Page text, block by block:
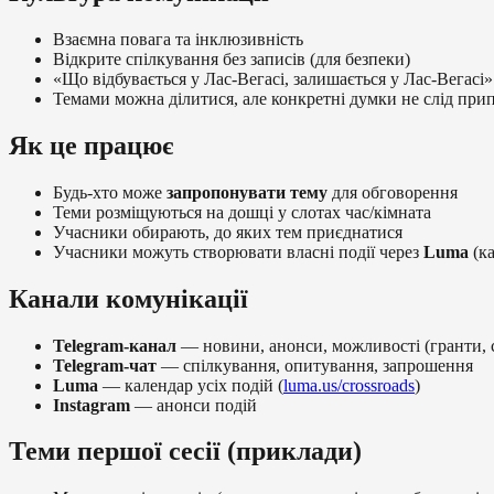
Взаємна повага та інклюзивність
Відкрите спілкування без записів (для безпеки)
«Що відбувається у Лас-Вегасі, залишається у Лас-Вегасі»
Темами можна ділитися, але конкретні думки не слід
Як це працює
Будь-хто може запропонувати тему для обговорення
Теми розміщуються на дошці у слотах час/кімната
Учасники обирають, до яких тем приєднатися
Учасники можуть створювати власні події через Luma
Канали комунікації
Telegram-канал — новини, анонси, можливості (гранти,
Telegram-чат — спілкування, опитування, запрошення
Luma — календар усіх подій (luma.us/crossroads)
Instagram — анонси подій
Теми першої сесії (приклади)